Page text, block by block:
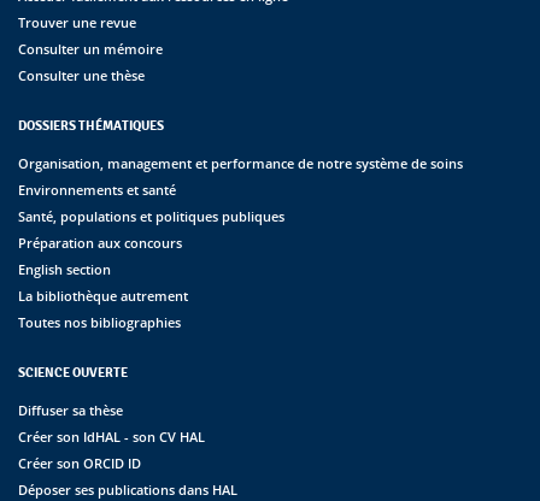
Trouver une revue
Consulter un mémoire
Consulter une thèse
DOSSIERS THÉMATIQUES
Organisation, management et performance de notre système de soins
Environnements et santé
Santé, populations et politiques publiques
Préparation aux concours
English section
La bibliothèque autrement
Toutes nos bibliographies
SCIENCE OUVERTE
Diffuser sa thèse
Créer son IdHAL - son CV HAL
Créer son ORCID ID
Déposer ses publications dans HAL